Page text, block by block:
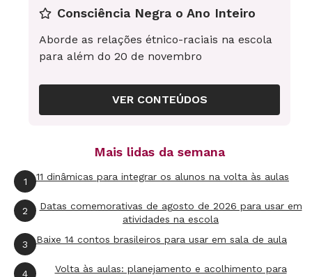
Consciência Negra o Ano Inteiro
Aborde as relações étnico-raciais na escola
para além do 20 de novembro
VER CONTEÚDOS
Mais lidas da semana
1 11 dinâmicas para integrar os alunos na volta às aulas
2
Datas comemorativas de agosto de 2026 para usar em
atividades na escola
3 Baixe 14 contos brasileiros para usar em sala de aula
4
Volta às aulas: planejamento e acolhimento para